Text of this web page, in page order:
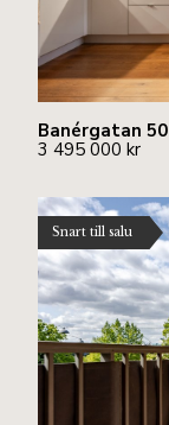
Banérgatan 50
3 495 000 kr
Snart till salu